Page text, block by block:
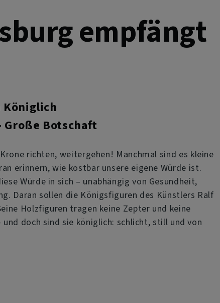
empfängt
Königlich
Große Botschaft
richten, weitergehen! Manchmal sind es kleine
erinnern, wie kostbar unsere eigene Würde ist.
Würde in sich – unabhängig von Gesundheit,
Daran sollen die Königsfiguren des Künstlers Ralf
Holzfiguren tragen keine Zepter und keine
und doch sind sie königlich: schlicht, still und von